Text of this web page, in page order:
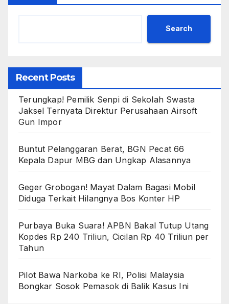
Search
Recent Posts
Terungkap! Pemilik Senpi di Sekolah Swasta
Jaksel Ternyata Direktur Perusahaan Airsoft
Gun Impor
Buntut Pelanggaran Berat, BGN Pecat 66
Kepala Dapur MBG dan Ungkap Alasannya
Geger Grobogan! Mayat Dalam Bagasi Mobil
Diduga Terkait Hilangnya Bos Konter HP
Purbaya Buka Suara! APBN Bakal Tutup Utang
Kopdes Rp 240 Triliun, Cicilan Rp 40 Triliun per
Tahun
Pilot Bawa Narkoba ke RI, Polisi Malaysia
Bongkar Sosok Pemasok di Balik Kasus Ini